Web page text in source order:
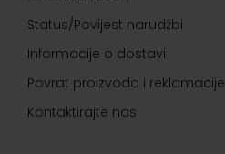
Status/Povijest narudžbi
Informacije o dostavi
Povrat proizvoda i reklamacije
Kontaktirajte nas